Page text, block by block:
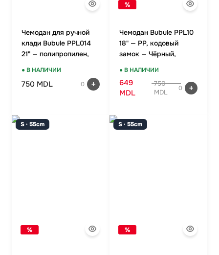
Чемодан для ручной
клади Bubule PPL014
21" — полипропилен,
● В НАЛИЧИИ
750 MDL 0
%
Чемодан Bubule PPL10
18" — PP, кодовый
замок — Чёрный,
● В НАЛИЧИИ
649
MDL
750
MDL
0
S · 55cm
%
S · 55cm
%